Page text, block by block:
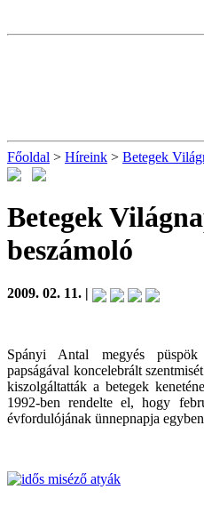
Főoldal > Híreink > Betegek
Betegek
beszámoló
2009. 02. 11. |
Spányi Antal megyés
papságával koncelebrált
kiszolgáltatták a betegek
1992-ben rendelte el, hogy
évfordulójának ünnepnapja